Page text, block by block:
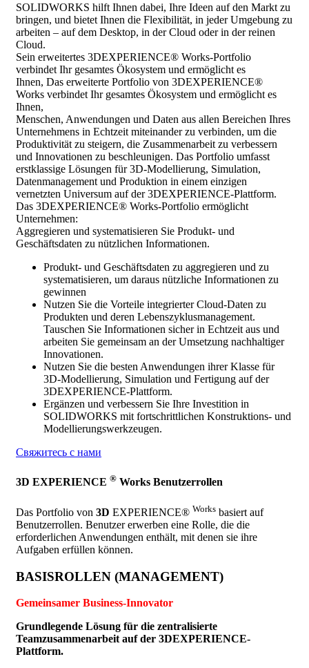
SOLIDWORKS hilft Ihnen dabei, Ihre Ideen auf den Markt zu
bringen, und bietet Ihnen die Flexibilität, in jeder Umgebung zu
arbeiten – auf dem Desktop, in der Cloud oder in der reinen
Cloud.
Sein erweitertes 3DEXPERIENCE® Works-Portfolio
verbindet Ihr gesamtes Ökosystem und ermöglicht es
Ihnen, Das erweiterte Portfolio von 3DEXPERIENCE®
Works verbindet Ihr gesamtes Ökosystem und ermöglicht es
Ihnen,
Menschen, Anwendungen und Daten aus allen Bereichen Ihres
Unternehmens in Echtzeit miteinander zu verbinden, um die
Produktivität zu steigern, die Zusammenarbeit zu verbessern
und Innovationen zu beschleunigen. Das Portfolio umfasst
erstklassige Lösungen für 3D-Modellierung, Simulation,
Datenmanagement und Produktion in einem einzigen
vernetzten Universum auf der 3DEXPERIENCE-Plattform.
Das 3DEXPERIENCE® Works-Portfolio ermöglicht
Unternehmen:
Aggregieren und systematisieren Sie Produkt- und
Geschäftsdaten zu nützlichen Informationen.
Produkt- und Geschäftsdaten zu aggregieren und zu
systematisieren, um daraus nützliche Informationen zu
gewinnen
Nutzen Sie die Vorteile integrierter Cloud-Daten zu
Produkten und deren Lebenszyklusmanagement.
Tauschen Sie Informationen sicher in Echtzeit aus und
arbeiten Sie gemeinsam an der Umsetzung nachhaltiger
Innovationen.
Nutzen Sie die besten Anwendungen ihrer Klasse für
3D-Modellierung, Simulation und Fertigung auf der
3DEXPERIENCE-Plattform.
Ergänzen und verbessern Sie Ihre Investition in
SOLIDWORKS mit fortschrittlichen Konstruktions- und
Modellierungswerkzeugen.
Свяжитесь с нами
3D EXPERIENCE ® Works Benutzerrollen
Das Portfolio von 3D EXPERIENCE® Works basiert auf
Benutzerrollen. Benutzer erwerben eine Rolle, die die
erforderlichen Anwendungen enthält, mit denen sie ihre
Aufgaben erfüllen können.
BASISROLLEN (MANAGEMENT)
Gemeinsamer Business-Innovator
Grundlegende Lösung für die zentralisierte
Teamzusammenarbeit auf der 3DEXPERIENCE-
Plattform.